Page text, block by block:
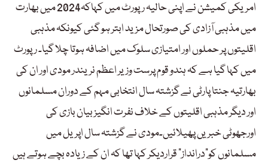
امریکی کمیشن نے اپنی حالیہ رپورٹ میں کہاکہ2024 میں بھارت
میں مذہبی آزادی کی صورتحال مزید ابتر ہو گئی کیونکہ مذہبی
اقلیتوں پر حملوں اور امتیازی سلوک میں اضافہ ہوتا چلا گیا۔ رپورٹ
میں کہا گیا ہے کہ ہندو قوم پرست وزیر اعظم نریندر مودی اور ان کی
بھارتیہ جنتا پارٹی نے گزشتہ سال انتخابی مہم کے دوران مسلمانوں
اور دیگر مذہبی اقلیتوں کے خلاف نفرت انگیز بیان بازی کی
اورجھوٹی خبریں پھیلائیں۔مودی نے گزشتہ سال اپریل میں
مسلمانوں کو”درانداز” قراردیکر کہا تھا کہ ان کے زیادہ بچے ہوتے ہیں